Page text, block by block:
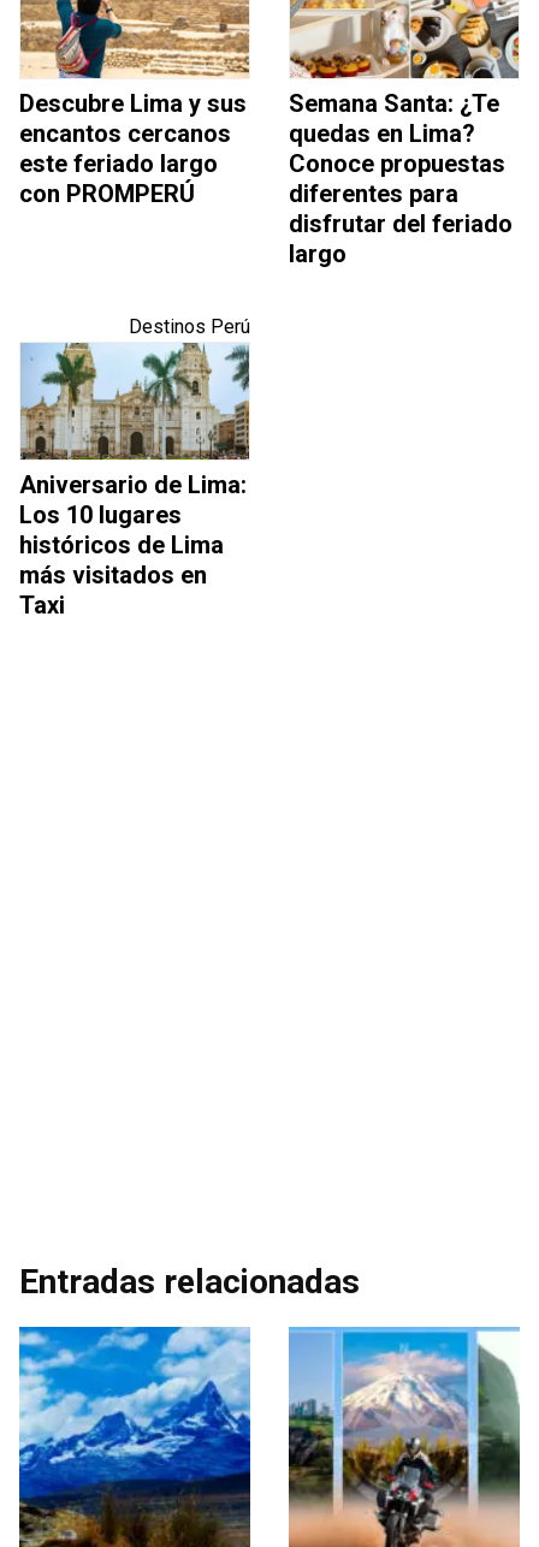
Descubre Lima y sus
encantos cercanos
este feriado largo
con PROMPERÚ
Semana Santa: ¿Te
quedas en Lima?
Conoce propuestas
diferentes para
disfrutar del feriado
largo
Destinos Perú
Aniversario de Lima:
Los 10 lugares
históricos de Lima
más visitados en
Taxi
Entradas relacionadas